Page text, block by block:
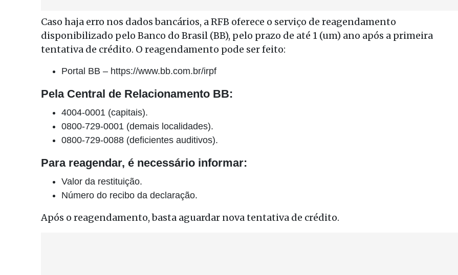
Caso haja erro nos dados bancários, a RFB oferece o serviço de reagendamento
disponibilizado pelo Banco do Brasil (BB), pelo prazo de até 1 (um) ano após a primeira
tentativa de crédito. O reagendamento pode ser feito:
Portal BB – https://www.bb.com.br/irpf
Pela Central de Relacionamento BB:
4004-0001 (capitais).
0800-729-0001 (demais localidades).
0800-729-0088 (deficientes auditivos).
Para reagendar, é necessário informar:
Valor da restituição.
Número do recibo da declaração.
Após o reagendamento, basta aguardar nova tentativa de crédito.